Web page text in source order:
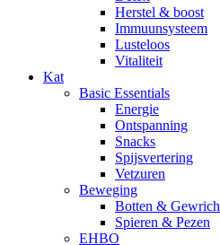
Herstel & boost
Immuunsysteem
Lusteloos
Vitaliteit
Kat
Basic Essentials
Energie
Ontspanning
Snacks
Spijsvertering
Vetzuren
Beweging
Botten &
Spieren & Pezen
EHBO